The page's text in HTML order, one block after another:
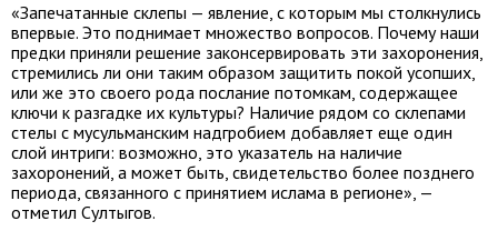
«Запечатанные склепы — явление, с которым мы столкнулись
впервые. Это поднимает множество вопросов. Почему наши
предки приняли решение законсервировать эти захоронения,
стремились ли они таким образом защитить покой усопших,
или же это своего рода послание потомкам, содержащее
ключи к разгадке их культуры? Наличие рядом со склепами
стелы с мусульманским надгробием добавляет еще один
слой интриги: возможно, это указатель на наличие
захоронений, а может быть, свидетельство более позднего
периода, связанного с принятием ислама в регионе», —
отметил Султыгов.